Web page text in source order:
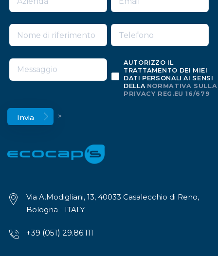
AUTORIZZO IL
TRATTAMENTO DEI MIEI
DATI PERSONALI AI SENSI
DELLA NORMATIVA SULLA
PRIVACY REG.EU 16/679
>
Via A.Modigliani, 13, 40033 Casalecchio di Reno,
Bologna - ITALY
+39 (051) 29.86.111